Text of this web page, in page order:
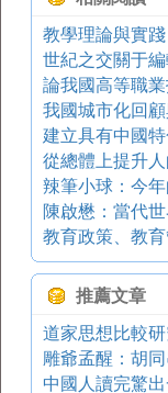
教學理論與實
世紀之交關于
論我國高等職
我國城市化回
建立具有中國
辣筆小球：今
陳啟懋：當代
推薦文章
道家思想比較
雕爺孟醒：胡
中國人讀完驚